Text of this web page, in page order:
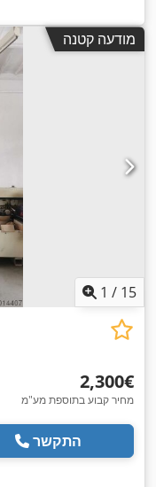
מודעה קטנה
1 / 15
‏2,300 ‏€
מחיר קבוע בתוספת מע"מ
התקשר